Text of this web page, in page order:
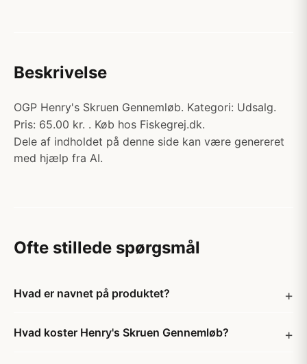
Beskrivelse
OGP Henry's Skruen Gennemløb. Kategori: Udsalg.
Pris: 65.00 kr. . Køb hos Fiskegrej.dk.
Dele af indholdet på denne side kan være genereret
med hjælp fra AI.
Ofte stillede spørgsmål
Hvad er navnet på produktet?
Hvad koster Henry's Skruen Gennemløb?